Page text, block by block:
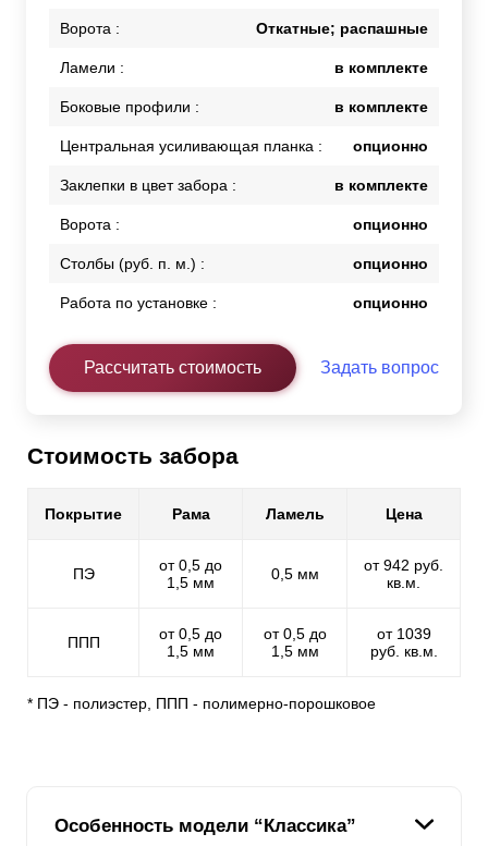
Ворота : Откатные; распашные
Ламели : в комплекте
Боковые профили : в комплекте
Центральная усиливающая планка : опционно
Заклепки в цвет забора : в комплекте
Ворота : опционно
Столбы (руб. п. м.) : опционно
Работа по установке : опционно
Рассчитать стоимость Задать вопрос
Стоимость забора
Покрытие Рама Ламель Цена
ПЭ
от 0,5 до
1,5 мм
0,5 мм
от 942 руб.
кв.м.
ППП
от 0,5 до
1,5 мм
от 0,5 до
1,5 мм
от 1039
руб. кв.м.
* ПЭ - полиэстер, ППП - полимерно-порошковое
Особенность модели “Классика”